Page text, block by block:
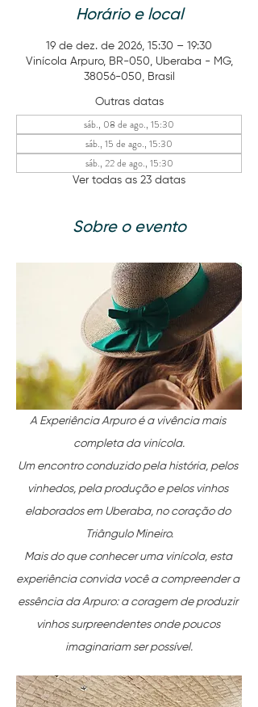
Horário e local
19 de dez. de 2026, 15:30 – 19:30
Vinícola Arpuro, BR-050, Uberaba - MG,
38056-050, Brasil
Outras datas
sáb., 08 de ago., 15:30
sáb., 15 de ago., 15:30
sáb., 22 de ago., 15:30
Ver todas as 23 datas
Sobre o evento
A Experiência Arpuro é a vivência mais
completa da vinícola.
Um encontro conduzido pela história, pelos
vinhedos, pela produção e pelos vinhos
elaborados em Uberaba, no coração do
Triângulo Mineiro.
Mais do que conhecer uma vinícola, esta
experiência convida você a compreender a
essência da Arpuro: a coragem de produzir
vinhos surpreendentes onde poucos
imaginariam ser possível.